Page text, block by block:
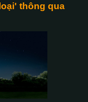
thông qua